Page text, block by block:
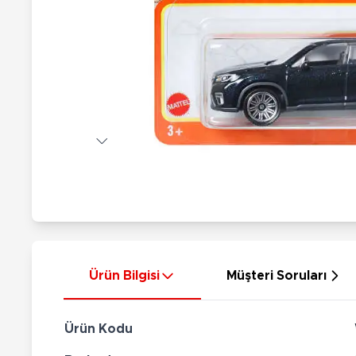
Çeşitli Elektronik Ürünler
Silahlar
Silah Setleri
Kılıç Setleri
Ok Setleri
Ürün Bilgisi Müşteri Soruları
Ürün Kodu